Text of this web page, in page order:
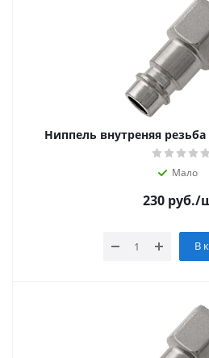
Ниппель внутреняя
Мало
230руб./
В